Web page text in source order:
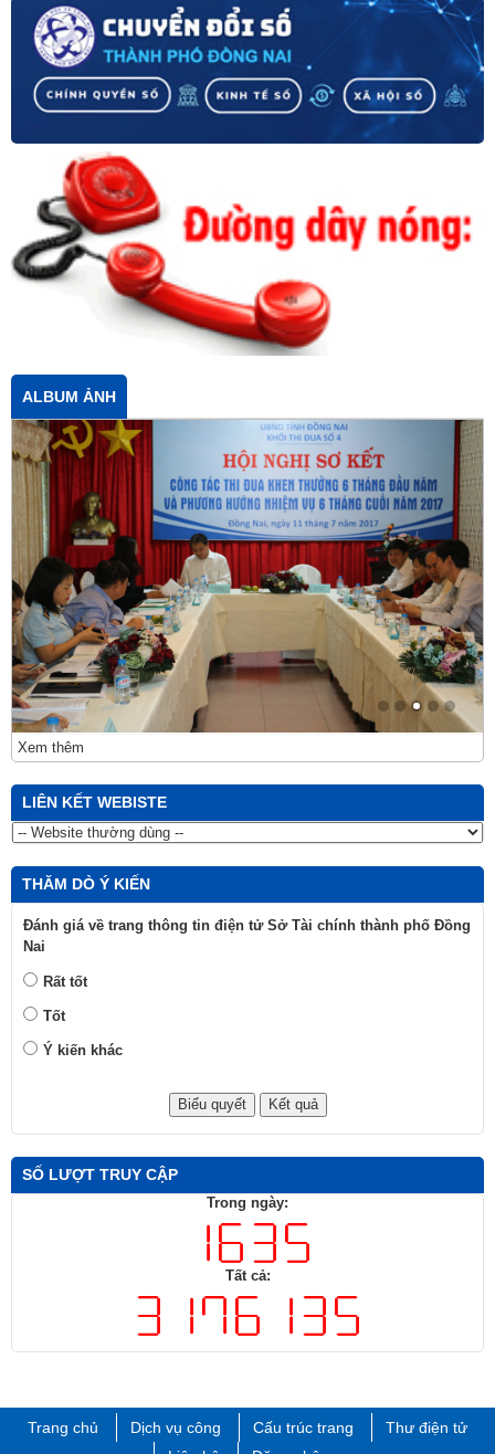
ALBUM ẢNH
Xem thêm
LIÊN KẾT WEBISTE
THĂM DÒ Ý KIẾN
Đánh giá về trang thông tin điện tử Sở Tài chính thành phố Đồng
Nai
Rất tốt
Tốt
Ý kiến khác
SỐ LƯỢT TRUY CẬP
Trong ngày:
Tất cả:
Trang chủ Dịch vụ công Cấu trúc trang
Thư điện tử